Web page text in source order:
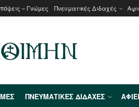
– Γνώμες Πνευματικές Διδαχές
ΠΝΕΥΜΑΤΙΚΈΣ ΔΙΔΑΧΈΣ